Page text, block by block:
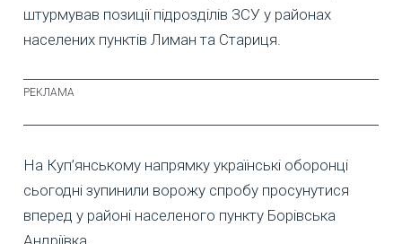
штурмував позиції підрозділів ЗСУ у районах
населених пунктів Лиман та Стариця.
На Куп’янському напрямку українські оборонці
сьогодні зупинили ворожу спробу просунутися
вперед у районі населеного пункту Борівська